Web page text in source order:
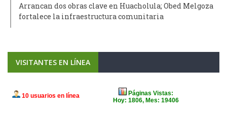
Arrancan dos obras clave en Huacholula; Obed Melgoza
fortalece la infraestructura comunitaria
VISITANTES EN LÍNEA